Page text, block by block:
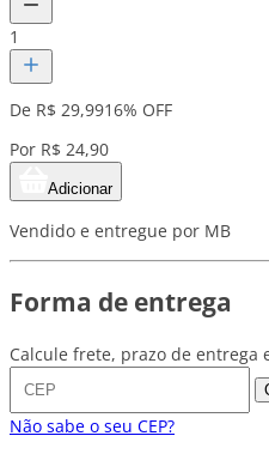
1
De R$ 29,9916% OFF
Por R$ 24,90
Adicionar
Vendido e entregue por MB
Forma de entrega
Calcule frete, prazo de entrega
Não sabe o seu CEP?